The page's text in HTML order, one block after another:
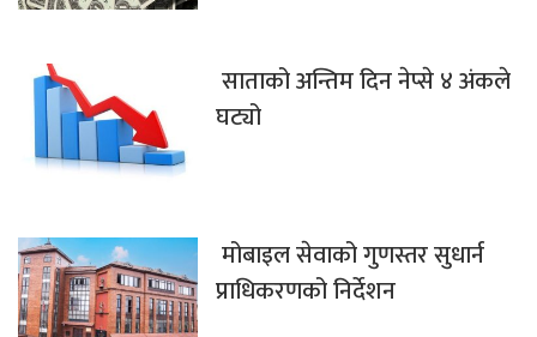
साताको अन्तिम दिन नेप्से ४ अंकले
घट्यो
मोबाइल सेवाको गुणस्तर सुधार्न
प्राधिकरणको निर्देशन